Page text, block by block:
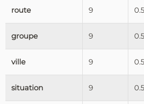
route 9
groupe 9
ville 9
situation 9